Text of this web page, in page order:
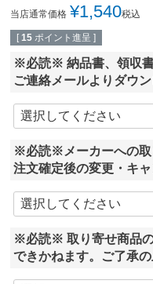
当店通常価格 ¥1,540税込
[ 15 ポイント進呈 ]
※必読※ 納品書、領収
ご連絡メールよりダウ
※必読※メーカーへの取
注文確定後の変更・キ
※必読※ 取り寄せ商品
できかねます。ご了承